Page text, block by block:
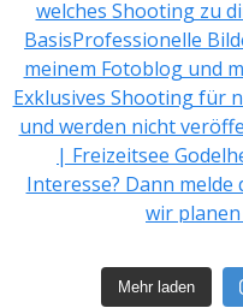
Mehr laden